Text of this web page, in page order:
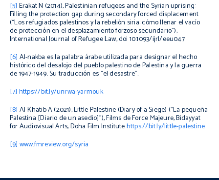
[5] Erakat N (2014),Palestinian refugees and the Syrian uprising:
Filling the protection gap during secondary forced displacement
(“Los refugiados palestinos y la rebelión siria: cómo llenar el vacío
de protección en el desplazamiento forzoso secundario”),
International Journal of Refugee Law, doi 10.1093/ijrl/eeu047
[6] Al-nakba es la palabra árabe utilizada para designar el hecho
histórico del desalojo del pueblo palestino de Palestina y la guerra
de 1947-1949. Su traducción es “el desastre”.
[7] https://bit.ly/unrwa-yarmouk
[8] Al-Khatib A (2021),Little Palestine (Diary of a Siege) (“La pequeña
Palestina [Diario de un asedio]”), Films de Force Majeure, Bidayyat
for Audiovisual Arts, Doha Film Institutehttps://bit.ly/little-palestine
[9] www.fmreview.org/syria